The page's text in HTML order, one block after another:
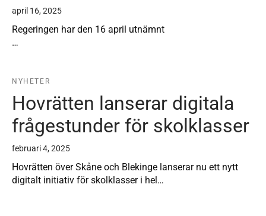
april 16, 2025
Regeringen har den 16 april utnämnt
…
NYHETER
Hovrätten lanserar digitala
frågestunder för skolklasser
februari 4, 2025
Hovrätten över Skåne och Blekinge lanserar nu ett nytt
digitalt initiativ för skolklasser i hel…